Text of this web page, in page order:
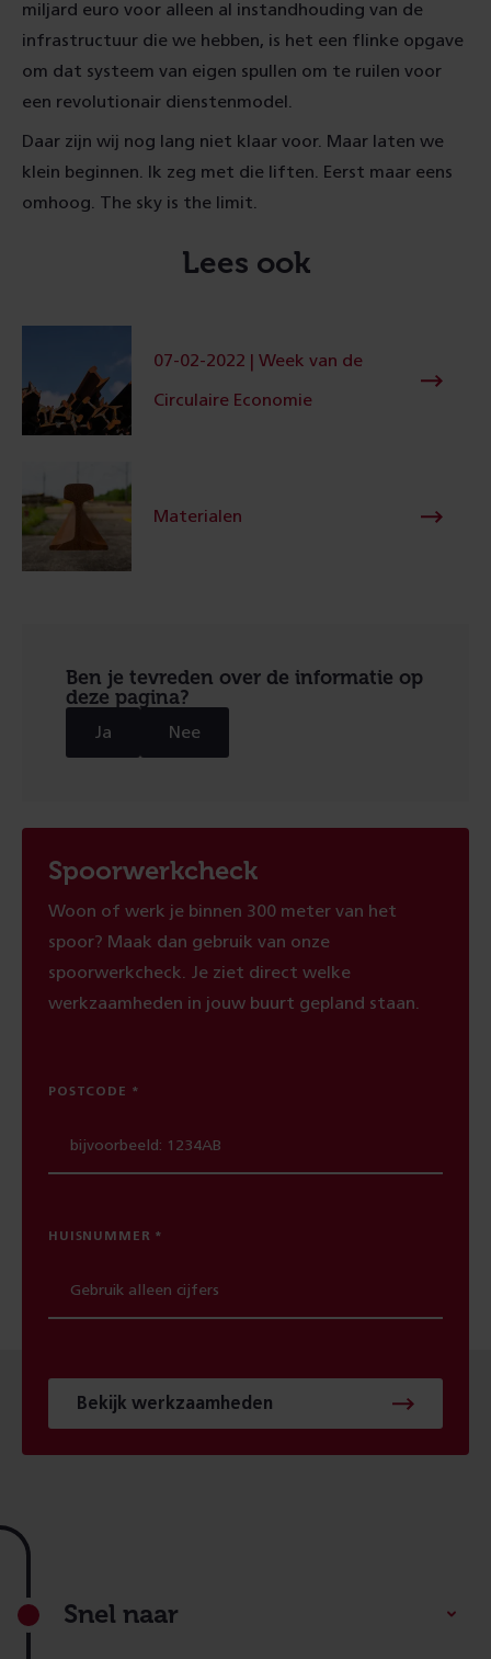
miljard euro voor alleen al instandhouding van de
infrastructuur die we hebben, is het een flinke opgave
om dat systeem van eigen spullen om te ruilen voor
een revolutionair dienstenmodel.
Daar zijn wij nog lang niet klaar voor. Maar laten we
klein beginnen. Ik zeg met die liften. Eerst maar eens
omhoog. The sky is the limit.
Lees ook
07-02-2022 | Week van de
Circulaire Economie
Materialen
Ben je tevreden over de informatie op
deze pagina?
Ja Nee
Spoorwerkcheck
Woon of werk je binnen 300 meter van het
spoor? Maak dan gebruik van onze
spoorwerkcheck. Je ziet direct welke
werkzaamheden in jouw buurt gepland staan.
POSTCODE
HUISNUMMER
Bekijk werkzaamheden
Footer
Snel naar